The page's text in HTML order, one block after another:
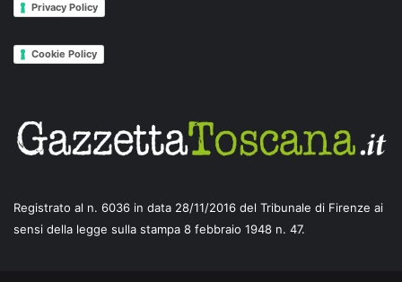
Privacy Policy
Cookie Policy
Registrato al n. 6036 in data 28/11/2016 del Tribunale di Firenze ai
sensi della legge sulla stampa 8 febbraio 1948 n. 47.